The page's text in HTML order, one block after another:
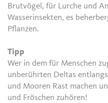
Brutvögel, für Lurche und
Wasserinsekten, es
Pflanzen.
Tipp
Wer in dem für Menschen
unberührten Deltas
und Mooren Rast machen
und Fröschen zuhören!